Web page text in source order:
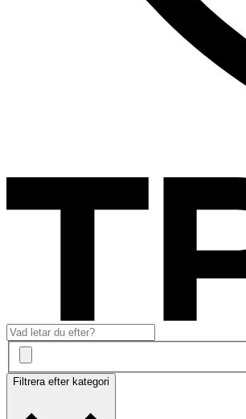
Filtrera efter kategori